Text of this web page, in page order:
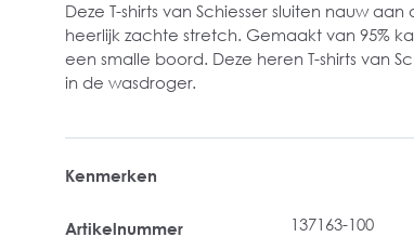
Deze T-shirts van Schiesser sluiten nauw
heerlijk zachte stretch. Gemaakt van 95%
een smalle boord. Deze heren T-shirts van
in de wasdroger.
Kenmerken
Artikelnummer
137163-100